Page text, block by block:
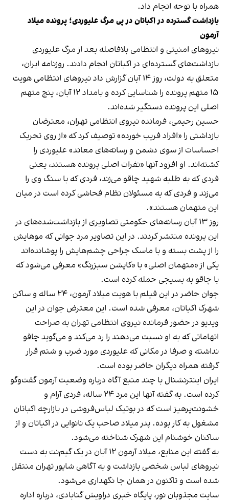
همراه با نوحه انجام داد.
بازداشت گسترده در اکباتان در پی مرگ علیوردی؛ پرونده میلاد
آرمون
نیروهای امنیتی و انتظامی بلافاصله بعد از مرگ علیوردی
بازداشت‌های گسترده‌ای در اکباتان انجام دادند. روزنامه ایران،
متعلق به دولت، روز ۱۴ آبان گزارش داد نیروهای انتظامی هویت
۱۵ متهم پرونده را شناسایی کرده و بامداد ۱۲ آبان، پنج متهم
اصلی این پرونده دستگیر شده‌اند.
حسین رحیمی، فرمانده نیروی انتظامی تهران، معترضان
بازداشتی را «افراد فریب خورده» توصیف کرد که «از روی تحریک
احساسات از سوی دشمن و رسانه‌های معاند» علیوردی را
کشته‌اند. او افزود آنها «نفرات اصلی پرونده هستند، یعنی
فردی که به طلبه شهید چاقو می‌زند، فردی که با سنگ وی را
می‌زند و فردی که به مسئولان نظام فحاشی کرده است در میان
این متهمان هستند».
روز ۱۳ آبان رسانه‌های حکومتی تصاویری از بازداشت‌شده‌های در
این پرونده منتشر کردند. در این تصاویر مرد جوانی که موهایش
را از پشت بسته و با ماسک جراحی چشم‌هایش را پوشانده‌اند
یکی از «متهمان اصلی» با «کاپشن سبزرنگ» معرفی می‌شود که
با چاقو به بسیجی حمله کرده است.
جوان حاضر در این فیلم با هویت میلاد آرمون، ۲۴ ساله و ساکن
شهرک اکباتان، معرفی شده است. این معترض جوان در این
ویدیو در حضور فرمانده نیروی انتظامی تهران به صراحت
اتهاماتی که به او نسبت می‌دهند را رد می‌کند و می‌گوید چاقو
نداشته و صرفا در مکانی که علیوردی مورد ضرب و شتم قرار
گرفته همراه دیگران حاضر بوده است.
ایران اینترنشنال با چند منبع آگاه درباره وضعیت آرمون گفت‌وگو
کرده است. به گفته آنها این مرد ۲۴ ساله، فردی آرام و
خشونت‌پرهیز است که در بوتیک لباس‌فروشی در بازارچه اکباتان
مشغول به کار بوده. پدر میلاد صاحب یک نانوایی در اکباتان و از
ساکنان خوشنام این شهرک شناخته می‌شود.
به گفته این منابع، میلاد آرمون ۱۲ آبان در یک گیم‌نت به دست
نیروهای لباس شخصی بازداشت و به آگاهی شاپور تهران منتقل
شده است و تاکنون در همان جا نگهداری می‌شود.
سایت مجذوبان نور، پایگاه خبری دراویش گنابادی، درباره اداره